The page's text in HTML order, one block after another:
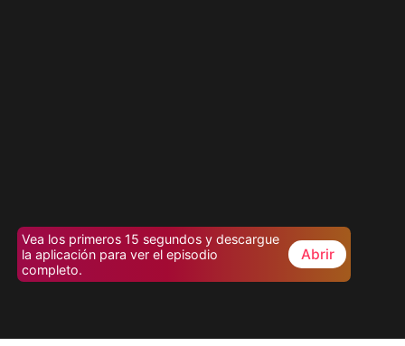
Vea los primeros 15 segundos y descargue
la aplicación para ver el episodio
completo.
Abrir